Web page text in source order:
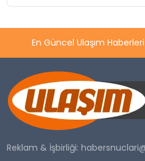
En Güncel Ulaşım
Reklam & İşbirliği: